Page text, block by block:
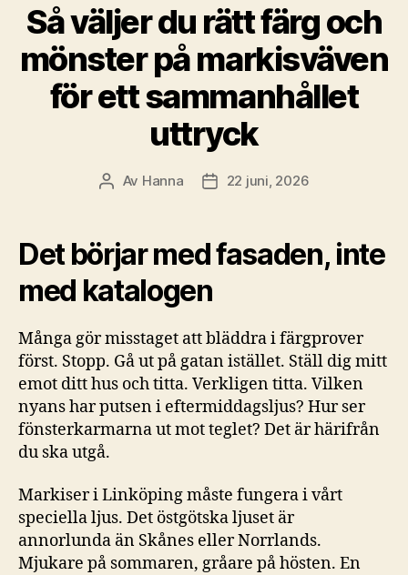
Så väljer du rätt färg och
mönster på markisväven
för ett sammanhållet
uttryck
Inläggsförfattare
Av Hanna Inläggsdatum
22 juni, 2026
Det börjar med fasaden, inte
med katalogen
Många gör misstaget att bläddra i färgprover
först. Stopp. Gå ut på gatan istället. Ställ dig mitt
emot ditt hus och titta. Verkligen titta. Vilken
nyans har putsen i eftermiddagsljus? Hur ser
fönsterkarmarna ut mot teglet? Det är härifrån
du ska utgå.
Markiser i Linköping måste fungera i vårt
speciella ljus. Det östgötska ljuset är
annorlunda än Skånes eller Norrlands.
Mjukare på sommaren, gråare på hösten. En